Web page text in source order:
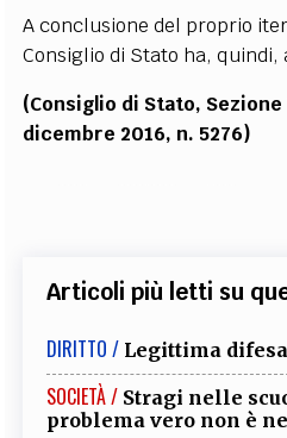
A conclusione del proprio
Consiglio di Stato ha, quindi,
(Consiglio di Stato,
dicembre 2016, n. 5276)
Articoli più letti su
DIRITTO / Legittima
SOCIETÀ / Stragi nelle
problema vero non è